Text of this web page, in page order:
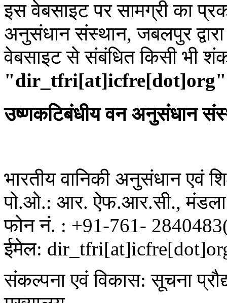
इस वेबसाइट पर सामग्री का
अनुसंधान संस्थान, जबलपुर
वेबसाइट से संबंधित किसी भी
"dir_tfri[at]icfre[dot]org"
उष्णकटिबंधीय वन अनुसंधान
भारतीय वानिकी अनुसंधान एवं
पो.ओ.: आर. ऐफ.आर.सी., मंडला
फोन नं. : +91-761-
ईमेल:
संकल्पना एवं विकास: सूचना